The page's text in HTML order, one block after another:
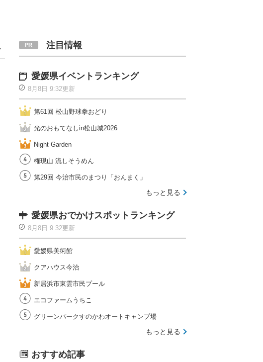
注目情報
愛媛県イベントランキング
8月8日 9:32更新
第61回 松山野球拳おどり
光のおもてなしin松山城2026
Night Garden
権現山 流しそうめん
第29回 今治市民のまつり「おんまく」
もっと見る
愛媛県おでかけスポットランキング
8月8日 9:32更新
愛媛県美術館
クアハウス今治
新居浜市東雲市民プール
エコファームうちこ
グリーンパークすのかわオートキャンプ場
もっと見る
おすすめ記事